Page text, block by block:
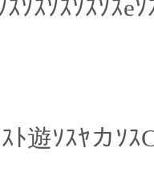
ｿｽｿｽｿｽｿｽe
ﾄ遊ｿｽﾔカｿｽ